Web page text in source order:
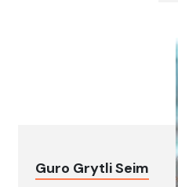
Guro Grytli Seim